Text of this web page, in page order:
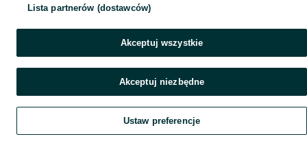
Szukaj Obserwujesz Dodaj Czat Konto
Lista partnerów (dostawców)
Akceptuj wszystkie
Akceptuj niezbędne
Ustaw preferencje